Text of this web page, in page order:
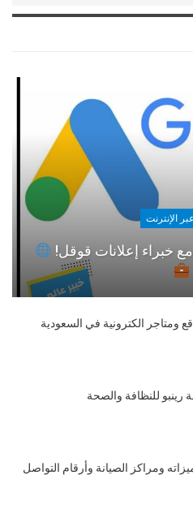
الإنترنت
خبراء إعلانات قوقل!
ومتاجر الكترونية في السعودية
للنظافة والصحة
ومراكز الصيانة وأرقام التواصل